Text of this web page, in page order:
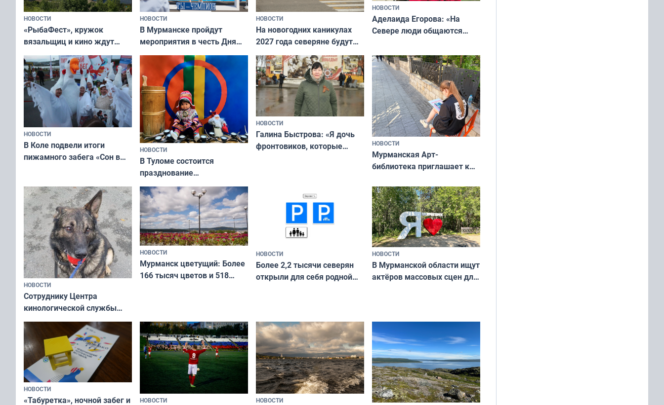
НОВОСТИ
«РыбаФест», кружок
вязальщиц и кино ждут
мурманчан в эти выходные
НОВОСТИ
В Мурманске пройдут
мероприятия в честь Дня
физкультурника
НОВОСТИ
На новогодних каникулах
2027 года северяне будут
отдыхать 11 дней
НОВОСТИ
Аделаида Егорова: «На
Севере люди общаются
а потому что
ты им интересен»
НОВОСТИ
В Коле подвели итоги
пижамного забега «Сон в
НОВОСТИ
В Туломе состоится
празднование
Международного дня
коренных народов мира
НОВОСТИ
Галина Быстрова: «Я дочь
фронтовиков, которые
НОВОСТИ
Мурманская Арт-
библиотека приглашает к
и фотографов
НОВОСТИ
Сотруднику Центра
кинологической службы
ищут новый дом
НОВОСТИ
Мурманск цветущий: Более
166 тысяч цветов и 518
НОВОСТИ
Более 2,2 тысячи северян
открыли для себя родной
НОВОСТИ
В Мурманской области ищут
актёров массовых сцен для
НОВОСТИ
«Табуретка», ночной забег и
НОВОСТИ НОВОСТИ